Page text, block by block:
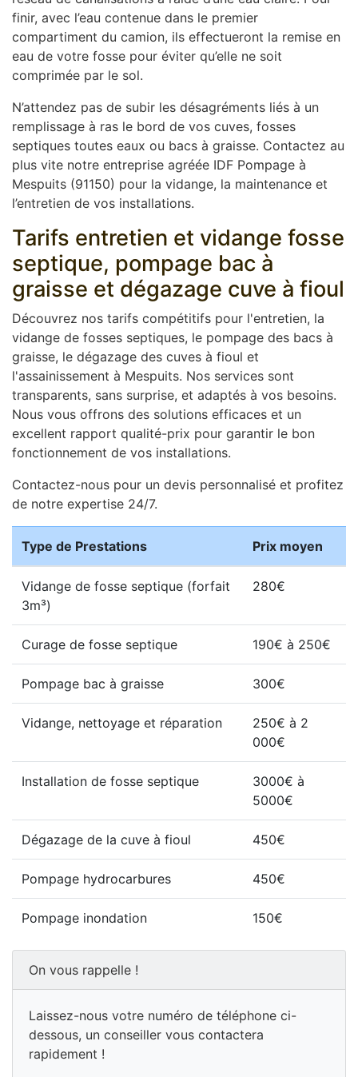
finir, avec l’eau contenue dans le premier
compartiment du camion, ils effectueront la remise en
eau de votre fosse pour éviter qu’elle ne soit
comprimée par le sol.
N’attendez pas de subir les désagréments liés à un
remplissage à ras le bord de vos cuves, fosses
septiques toutes eaux ou bacs à graisse. Contactez au
plus vite notre entreprise agréée IDF Pompage à
Mespuits (91150) pour la vidange, la maintenance et
l’entretien de vos installations.
Tarifs entretien et vidange fosse
septique, pompage bac à
graisse et dégazage cuve à fioul
Découvrez nos tarifs compétitifs pour l'entretien, la
vidange de fosses septiques, le pompage des bacs à
graisse, le dégazage des cuves à fioul et
l'assainissement à Mespuits. Nos services sont
transparents, sans surprise, et adaptés à vos besoins.
Nous vous offrons des solutions efficaces et un
excellent rapport qualité-prix pour garantir le bon
fonctionnement de vos installations.
Contactez-nous pour un devis personnalisé et profitez
de notre expertise 24/7.
Type de Prestations Prix moyen
Vidange de fosse septique (forfait
3m³)
280€
Curage de fosse septique 190€ à 250€
Pompage bac à graisse 300€
Vidange, nettoyage et réparation
250€ à 2
000€
Installation de fosse septique
3000€ à
5000€
Dégazage de la cuve à fioul 450€
Pompage hydrocarbures 450€
Pompage inondation 150€
On vous rappelle !
Laissez-nous votre numéro de téléphone ci-
dessous, un conseiller vous contactera
rapidement !